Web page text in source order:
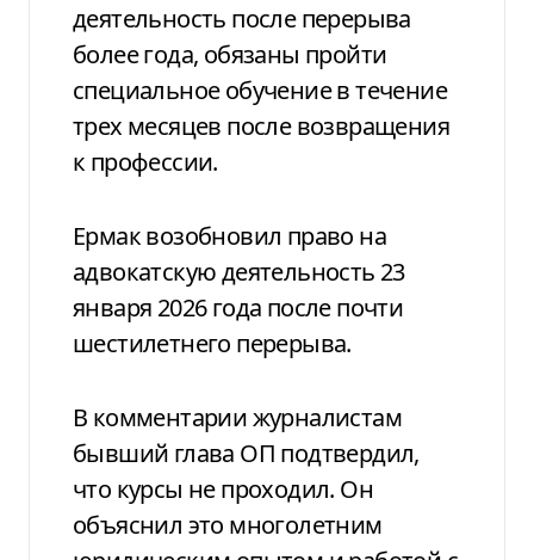
деятельность после перерыва
более года, обязаны пройти
специальное обучение в течение
трех месяцев после возвращения
к профессии.
Ермак возобновил право на
адвокатскую деятельность 23
января 2026 года после почти
шестилетнего перерыва.
В комментарии журналистам
бывший глава ОП подтвердил,
что курсы не проходил. Он
объяснил это многолетним